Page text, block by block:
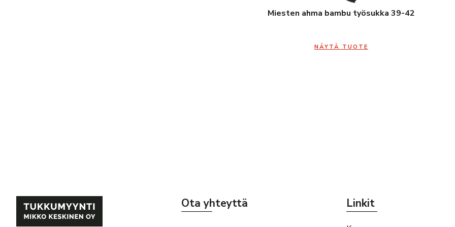
Miesten ahma bambu työsukka 39-42
NÄYTÄ TUOTE
Ota yhteyttä Linkit